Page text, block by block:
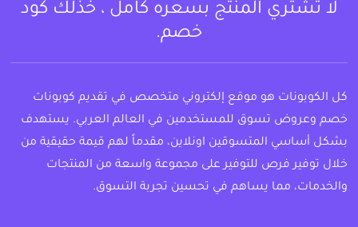
لا تشتري المنتج بسعره كامل ، خذلك كود
خصم.
كل الكوبونات هو موقع إلكتروني متخصص في تقديم كوبونات
خصم وعروض تسوق للمستخدمين في العالم العربي. يستهدف
بشكل أساسي المتسوقين اونلاين، مقدماً لهم قيمة حقيقية من
خلال توفير فرص للتوفير على مجموعة واسعة من المنتجات
والخدمات، مما يساهم في تحسين تجربة التسوق.